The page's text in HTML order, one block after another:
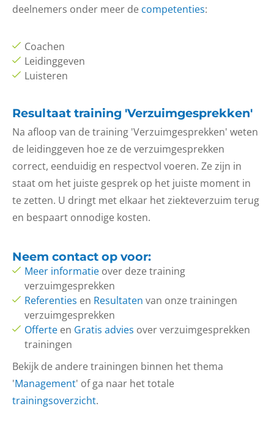
deelnemers onder meer de competenties:
Coachen
Leidinggeven
Luisteren
Resultaat training 'Verzuimgesprekken'
Na afloop van de training 'Verzuimgesprekken' weten
de leidinggeven hoe ze de verzuimgesprekken
correct, eenduidig en respectvol voeren. Ze zijn in
staat om het juiste gesprek op het juiste moment in
te zetten. U dringt met elkaar het ziekteverzuim terug
en bespaart onnodige kosten.
Neem contact op voor:
Meer informatie over deze training
verzuimgesprekken
Referenties en Resultaten van onze trainingen
verzuimgesprekken
Offerte en Gratis advies over verzuimgesprekken
trainingen
Bekijk de andere trainingen binnen het thema
'Management' of ga naar het totale
trainingsoverzicht.